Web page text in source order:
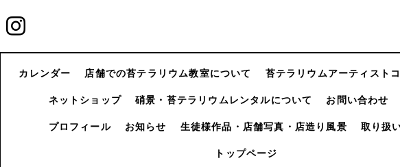
カレンダー 店舗での苔テラリウム教室について 苔テラリウムアーティスト
ネットショップ 硝景・苔テラリウムレンタルについて お問い合わせ
プロフィール お知らせ 生徒様作品・店舗写真・店造り風景 取り扱
トップページ